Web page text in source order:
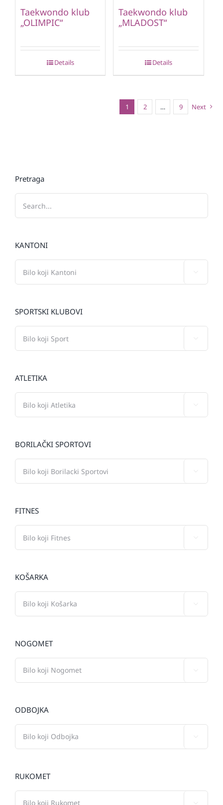
Taekwondo klub
„OLIMPIC“
Details
Taekwondo klub
„MLADOST“
Details
1 2 … 9 Next
Pretraga
KANTONI
SPORTSKI KLUBOVI
ATLETIKA
BORILAČKI SPORTOVI
FITNES
KOŠARKA
NOGOMET
ODBOJKA
RUKOMET